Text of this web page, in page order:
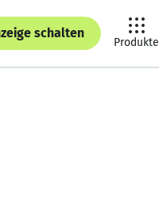
schalten
Produkte